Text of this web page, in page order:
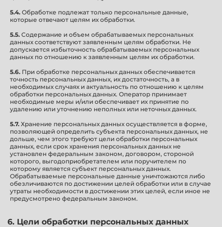
5.4. Обработке подлежат только персональные данные,
которые отвечают целям их обработки.
5.5. Содержание и объем обрабатываемых персональных
данных соответствуют заявленным целям обработки. Не
допускается избыточность обрабатываемых персональных
данных по отношению к заявленным целям их обработки.
5.6. При обработке персональных данных обеспечивается
точность персональных данных, их достаточность, а в
необходимых случаях и актуальность по отношению к целям
обработки персональных данных. Оператор принимает
необходимые меры и/или обеспечивает их принятие по
удалению или уточнению неполных или неточных данных.
5.7. Хранение персональных данных осуществляется в форме,
позволяющей определить субъекта персональных данных, не
дольше, чем этого требуют цели обработки персональных
данных, если срок хранения персональных данных не
установлен федеральным законом, договором, стороной
которого, выгодоприобретателем или поручителем по
которому является субъект персональных данных.
Обрабатываемые персональные данные уничтожаются либо
обезличиваются по достижении целей обработки или в случае
утраты необходимости в достижении этих целей, если иное не
предусмотрено федеральным законом.
6. Цели обработки персональных данных